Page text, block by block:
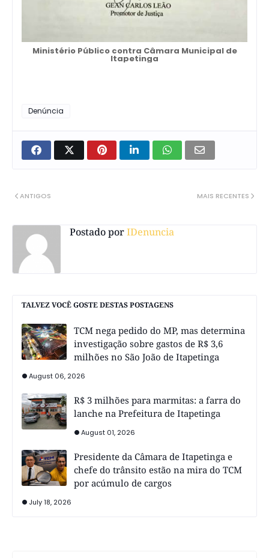
Ministério Público contra Câmara Municipal de
Itapetinga
Denúncia
MAIS RECENTES
ANTIGOS
Postado porIDenuncia
TALVEZ VOCÊ GOSTE DESTAS POSTAGENS
TCM nega pedido do MP, mas determina
investigação sobre gastos de R$ 3,6
milhões no São João de Itapetinga
August 06, 2026
R$ 3 milhões para marmitas: a farra do
lanche na Prefeitura de Itapetinga
August 01, 2026
Presidente da Câmara de Itapetinga e
chefe do trânsito estão na mira do TCM
por acúmulo de cargos
July 18, 2026